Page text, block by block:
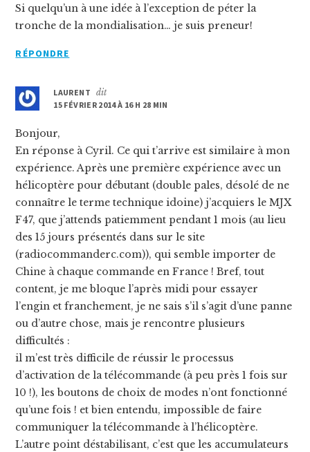
Si quelqu’un à une idée à l’exception de péter la
tronche de la mondialisation… je suis preneur!
RÉPONDRE
LAURENT dit
15 FÉVRIER 2014 À 16 H 28 MIN
Bonjour,
En réponse à Cyril. Ce qui t’arrive est similaire à mon
expérience. Après une première expérience avec un
hélicoptère pour débutant (double pales, désolé de ne
connaître le terme technique idoine) j’acquiers le MJX
F47, que j’attends patiemment pendant 1 mois (au lieu
des 15 jours présentés dans sur le site
(radiocommanderc.com)), qui semble importer de
Chine à chaque commande en France ! Bref, tout
content, je me bloque l’après midi pour essayer
l’engin et franchement, je ne sais s’il s’agit d’une panne
ou d’autre chose, mais je rencontre plusieurs
difficultés :
il m’est très difficile de réussir le processus
d’activation de la télécommande (à peu près 1 fois sur
10 !), les boutons de choix de modes n’ont fonctionné
qu’une fois ! et bien entendu, impossible de faire
communiquer la télécommande à l’hélicoptère.
L’autre point déstabilisant, c’est que les accumulateurs